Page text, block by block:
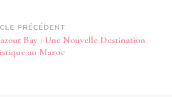
PRÉCÉDENT
Bay : Une Nouvelle Destination
au Maroc